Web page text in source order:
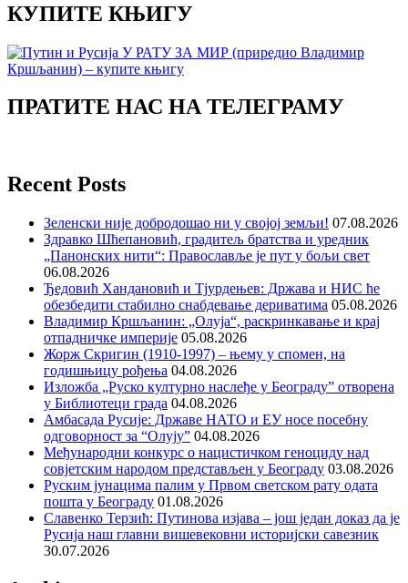
КУПИТЕ КЊИГУ
ПРАТИТЕ НАС НА ТЕЛЕГРАМУ
Recent Posts
Зеленски није добродошао ни у својој земљи! 07.08.2026
Здравко Шћепановић, градитељ братства и уредник
„Панонских нити“: Православље је пут у бољи свет
06.08.2026
Ђедовић Хандановић и Тјурдењев: Држава и НИС ће
обезбедити стабилно снабдевање дериватима 05.08.2026
Владимир Кршљанин: „Олуја“, раскринкавање и крај
отпадничке империје 05.08.2026
Жорж Скригин (1910-1997) – њему у спомен, на
годишњицу рођења 04.08.2026
Изложба „Руско културно наслеђе у Београду” отворена
у Библиотеци града 04.08.2026
Амбасада Русије: Државе НАТО и ЕУ носе посебну
одговорност за “Олују” 04.08.2026
Међународни конкурс о нацистичком геноциду над
совјетским народом представљен у Београду 03.08.2026
Руским јунацима палим у Првом светском рату одата
пошта у Београду 01.08.2026
Славенко Терзић: Путинова изјава – још један доказ да је
Русија наш главни вишевековни историјски савезник
30.07.2026